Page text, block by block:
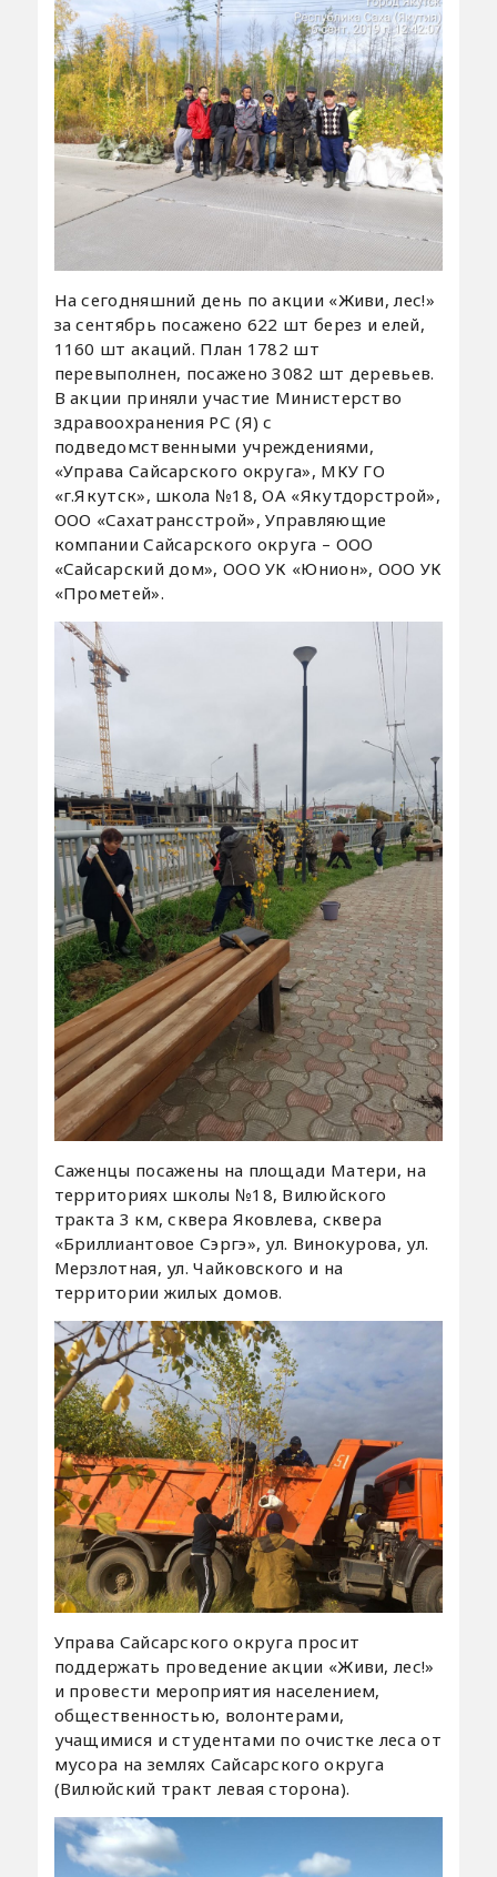
На сегодняшний день по акции «Живи, лес!»
за сентябрь посажено 622 шт берез и елей,
1160 шт акаций. План 1782 шт
перевыполнен, посажено 3082 шт деревьев.
В акции приняли участие Министерство
здравоохранения РС (Я) с
подведомственными учреждениями,
«Управа Сайсарского округа», МКУ ГО
«г.Якутск», школа №18, ОА «Якутдорстрой»,
ООО «Сахатрансстрой», Управляющие
компании Сайсарского округа – ООО
«Сайсарский дом», ООО УК «Юнион», ООО УК
«Прометей».
Саженцы посажены на площади Матери, на
территориях школы №18, Вилюйского
тракта 3 км, сквера Яковлева, сквера
«Бриллиантовое Сэргэ», ул. Винокурова, ул.
Мерзлотная, ул. Чайковского и на
территории жилых домов.
Управа Сайсарского округа просит
поддержать проведение акции «Живи, лес!»
и провести мероприятия населением,
общественностью, волонтерами,
учащимися и студентами по очистке леса от
мусора на землях Сайсарского округа
(Вилюйский тракт левая сторона).